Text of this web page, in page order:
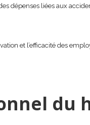
dépenses liées aux
et l’efficacité des
du